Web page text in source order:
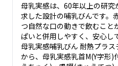
母乳実感は、60年以上の研究
求した設計の哺乳びんです。
つ自然な口の動きで飲むこと
ぱいと併用しやすく、安心し
母乳実感哺乳びん 耐熱プラ
から、母乳実感乳首M(Y字形